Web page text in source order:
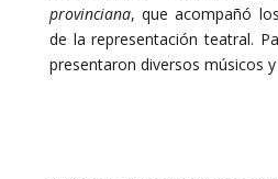
provinciana, que acompañó
de la representación teatral.
presentaron diversos músicos y